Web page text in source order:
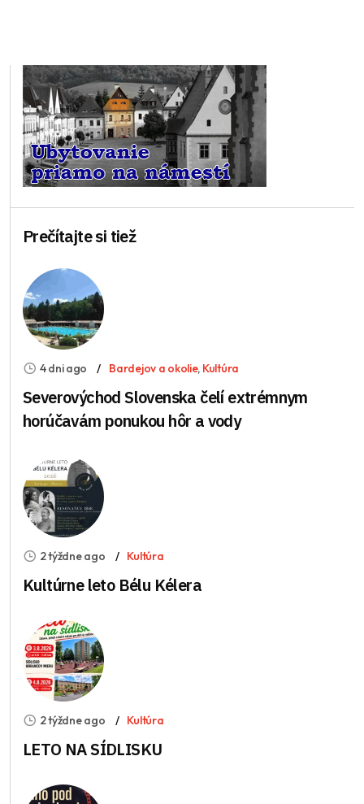
Prečítajte si tiež
4 dni ago Bardejov a okolie, Kultúra
Severovýchod Slovenska čelí extrémnym
horúčavám ponukou hôr a vody
2 týždne ago Kultúra
Kultúrne leto Bélu Kélera
2 týždne ago Kultúra
LETO NA SÍDLISKU